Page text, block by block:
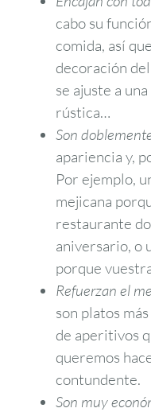
cabo su
comida, así
decoración
se ajuste a
rústica…
Son
apariencia y,
Por ejemplo,
mejicana
restaurante
aniversario, o
porque
Refuerzan el
son platos
de aperitivos
queremos
contundente.
Son muy